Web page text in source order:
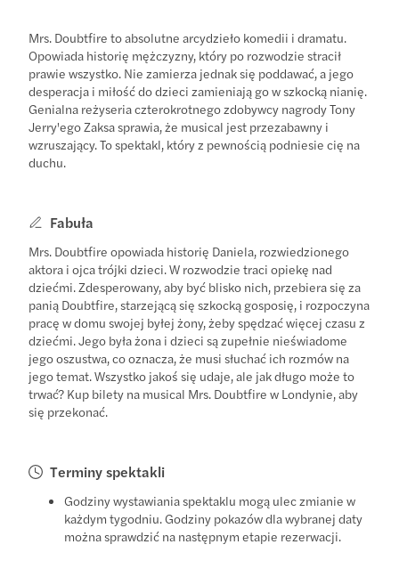
Mrs. Doubtfire to absolutne arcydzieło komedii i dramatu.
Opowiada historię mężczyzny, który po rozwodzie stracił
prawie wszystko. Nie zamierza jednak się poddawać, a jego
desperacja i miłość do dzieci zamieniają go w szkocką nianię.
Genialna reżyseria czterokrotnego zdobywcy nagrody Tony
Jerry'ego Zaksa sprawia, że musical jest przezabawny i
wzruszający. To spektakl, który z pewnością podniesie cię na
duchu.
Fabuła
Mrs. Doubtfire opowiada historię Daniela, rozwiedzionego
aktora i ojca trójki dzieci. W rozwodzie traci opiekę nad
dziećmi. Zdesperowany, aby być blisko nich, przebiera się za
panią Doubtfire, starzejącą się szkocką gosposię, i rozpoczyna
pracę w domu swojej byłej żony, żeby spędzać więcej czasu z
dziećmi. Jego była żona i dzieci są zupełnie nieświadome
jego oszustwa, co oznacza, że musi słuchać ich rozmów na
jego temat. Wszystko jakoś się udaje, ale jak długo może to
trwać? Kup bilety na musical Mrs. Doubtfire w Londynie, aby
się przekonać.
Terminy spektakli
Godziny wystawiania spektaklu mogą ulec zmianie w
każdym tygodniu. Godziny pokazów dla wybranej daty
można sprawdzić na następnym etapie rezerwacji.